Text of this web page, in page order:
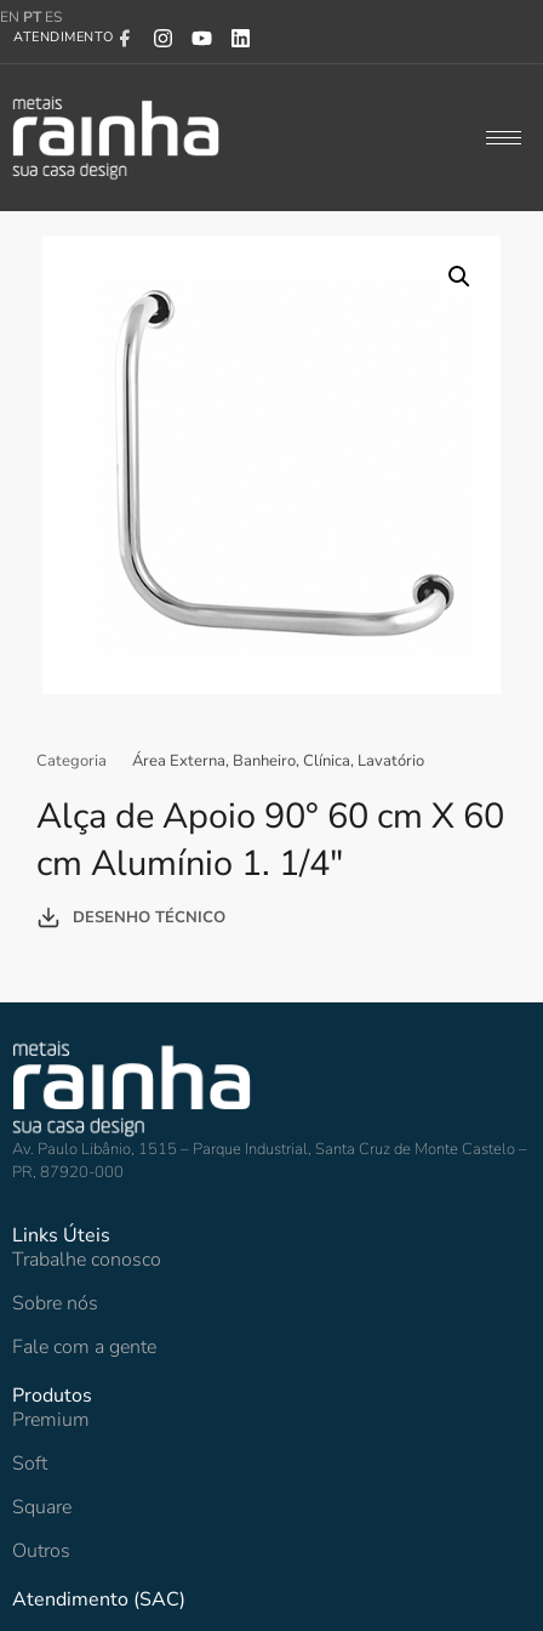
EN PT ES
ATENDIMENTO
Categoria Área Externa, Banheiro,Clínica, Lavatório
Alça de Apoio 90° 60 cm X 60
cm Alumínio 1. 1/4″
DESENHO TÉCNICO
Av. Paulo Libânio, 1515 – Parque Industrial, Santa Cruz de Monte Castelo –
PR, 87920-000
Links Úteis
Trabalhe conosco
Sobre nós
Fale com a gente
Produtos
Premium
Soft
Square
Outros
Atendimento (SAC)